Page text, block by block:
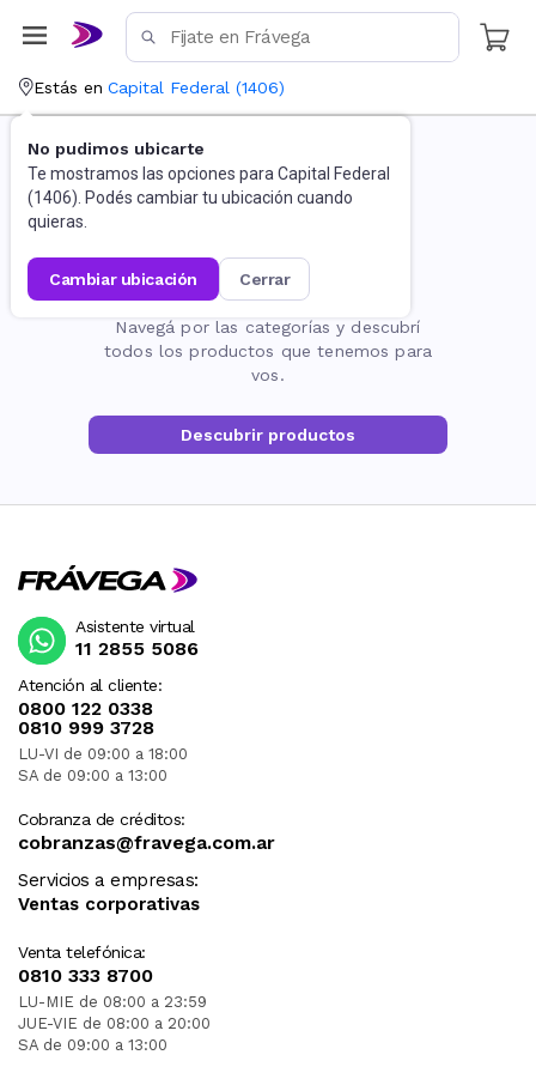
Estás en Capital Federal (1406)
No pudimos ubicarte
Te mostramos las opciones para Capital Federal
(1406). Podés cambiar tu ubicación cuando
quieras.
cambiar ubicación cerrar
La página no existe
Navegá por las categorías y descubrí
todos los productos que tenemos para
vos.
Descubrir productos
Atención al cliente:
0800 122 0338
0810 999 3728
LU-VI de 09:00 a 18:00
SA de 09:00 a 13:00
Cobranza de créditos:
cobranzas@fravega.com.ar
Servicios a empresas:
Ventas corporativas
Venta telefónica:
0810 333 8700
LU-MIE de 08:00 a 23:59
JUE-VIE de 08:00 a 20:00
SA de 09:00 a 13:00
Asistente virtual
11 2855 5086